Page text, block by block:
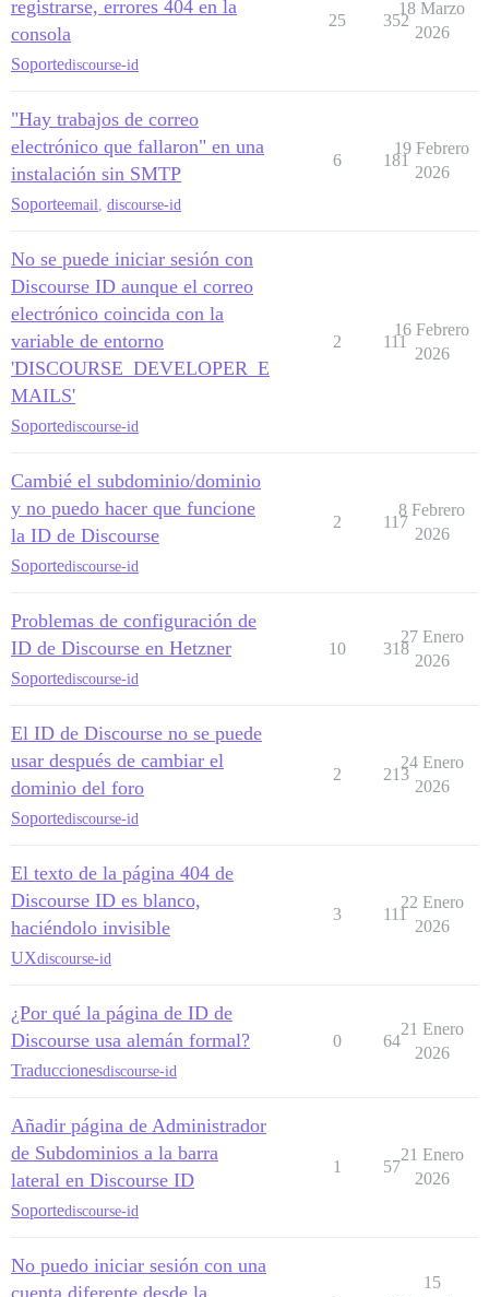
registrarse, errores 404 en la
consola
Soportediscourse-id
25 352
18 Marzo
2026
"Hay trabajos de correo
electrónico que fallaron" en una
instalación sin SMTP
Soporteemail discourse-id
6 181
19 Febrero
2026
No se puede iniciar sesión con
Discourse ID aunque el correo
electrónico coincida con la
variable de entorno
'DISCOURSE_DEVELOPER_E
MAILS'
Soportediscourse-id
2 111
16 Febrero
2026
Cambié el subdominio/dominio
y no puedo hacer que funcione
la ID de Discourse
Soportediscourse-id
2 117
8 Febrero
2026
Problemas de configuración de
ID de Discourse en Hetzner
Soportediscourse-id
10 318
27 Enero
2026
El ID de Discourse no se puede
usar después de cambiar el
dominio del foro
Soportediscourse-id
2 213
24 Enero
2026
El texto de la página 404 de
Discourse ID es blanco,
haciéndolo invisible
UXdiscourse-id
3 111
22 Enero
2026
¿Por qué la página de ID de
Discourse usa alemán formal?
Traduccionesdiscourse-id
0 64
21 Enero
2026
Añadir página de Administrador
de Subdominios a la barra
lateral en Discourse ID
Soportediscourse-id
1 57
21 Enero
2026
No puedo iniciar sesión con una
cuenta diferente desde la
15